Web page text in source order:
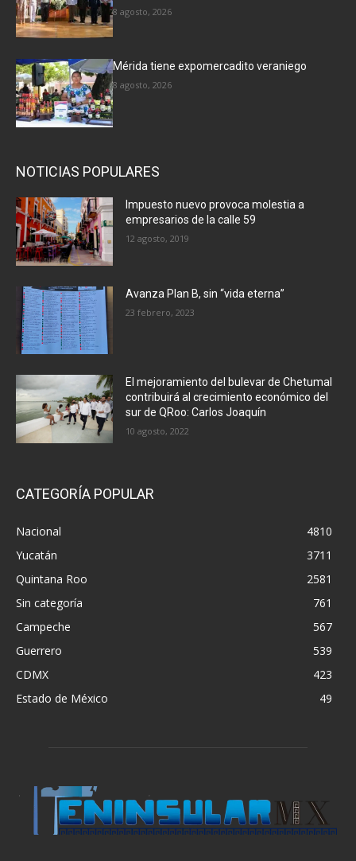
8 agosto, 2026
Mérida tiene expomercadito veraniego
8 agosto, 2026
NOTICIAS POPULARES
Impuesto nuevo provoca molestia a
empresarios de la calle 59
12 agosto, 2019
Avanza Plan B, sin “vida eterna”
23 febrero, 2023
El mejoramiento del bulevar de Chetumal
contribuirá al crecimiento económico del
sur de QRoo: Carlos Joaquín
10 agosto, 2022
CATEGORÍA POPULAR
Nacional
4810
Yucatán
3711
Quintana Roo
2581
Sin categoría
761
Campeche
567
Guerrero
539
CDMX
423
Estado de México
49